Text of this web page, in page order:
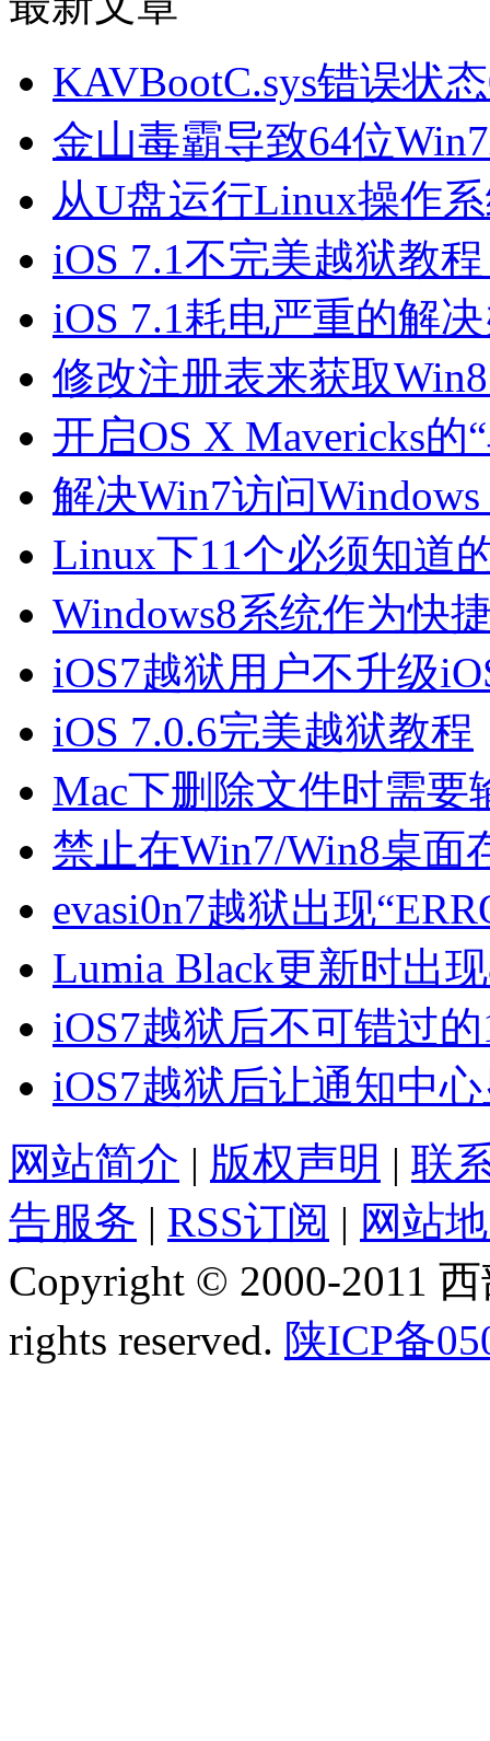
KAVBootC.sys错误状
金山毒霸导致64位
从U盘运行Linux操作
iOS 7.1不完美越狱教
iOS 7.1耗电严重的解
修改注册表来获取
开启OS X Mavericks的
解决Win7访问
Linux下11个必须知道
Windows8系统作为快
iOS7越狱用户不升级
iOS 7.0.6完美越狱教程
Mac下删除文件时需
禁止在Win7/Win8桌面
evasi0n7越狱出现
Lumia Black更新时出
iOS7越狱后不可错过
iOS7越狱后让通知中
网站简介 | 版权声明 | 联
告服务 | RSS订阅 | 网站
Copyright © 2000-2011
rights reserved. 陕ICP备